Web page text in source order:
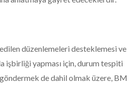
düzenlemeleri desteklemesi ve
işbirliği yapması için, durum tespiti
de dahil olmak üzere, BM